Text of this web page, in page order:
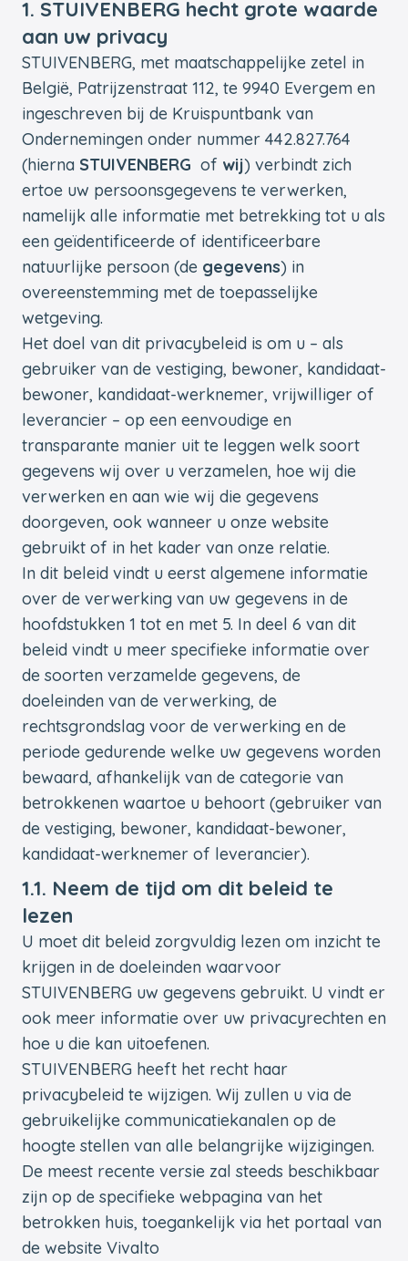
1. STUIVENBERG hecht grote waarde
aan uw privacy
STUIVENBERG, met maatschappelijke zetel in
België, Patrijzenstraat 112, te 9940 Evergem en
ingeschreven bij de Kruispuntbank van
Ondernemingen onder nummer 442.827.764
(hierna STUIVENBERG of wij) verbindt zich
ertoe uw persoonsgegevens te verwerken,
namelijk alle informatie met betrekking tot u als
een geïdentificeerde of identificeerbare
natuurlijke persoon (de gegevens) in
overeenstemming met de toepasselijke
wetgeving.
Het doel van dit privacybeleid is om u – als
gebruiker van de vestiging, bewoner, kandidaat-
bewoner, kandidaat-werknemer, vrijwilliger of
leverancier – op een eenvoudige en
transparante manier uit te leggen welk soort
gegevens wij over u verzamelen, hoe wij die
verwerken en aan wie wij die gegevens
doorgeven, ook wanneer u onze website
gebruikt of in het kader van onze relatie.
In dit beleid vindt u eerst algemene informatie
over de verwerking van uw gegevens in de
hoofdstukken 1 tot en met 5. In deel 6 van dit
beleid vindt u meer specifieke informatie over
de soorten verzamelde gegevens, de
doeleinden van de verwerking, de
rechtsgrondslag voor de verwerking en de
periode gedurende welke uw gegevens worden
bewaard, afhankelijk van de categorie van
betrokkenen waartoe u behoort (gebruiker van
de vestiging, bewoner, kandidaat-bewoner,
kandidaat-werknemer of leverancier).
1.1. Neem de tijd om dit beleid te
lezen
U moet dit beleid zorgvuldig lezen om inzicht te
krijgen in de doeleinden waarvoor
STUIVENBERG uw gegevens gebruikt. U vindt er
ook meer informatie over uw privacyrechten en
hoe u die kan uitoefenen.
STUIVENBERG heeft het recht haar
privacybeleid te wijzigen. Wij zullen u via de
gebruikelijke communicatiekanalen op de
hoogte stellen van alle belangrijke wijzigingen.
De meest recente versie zal steeds beschikbaar
zijn op de specifieke webpagina van het
betrokken huis, toegankelijk via het portaal van
de website Vivalto